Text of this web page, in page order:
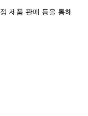
제품 판매 등을 통해